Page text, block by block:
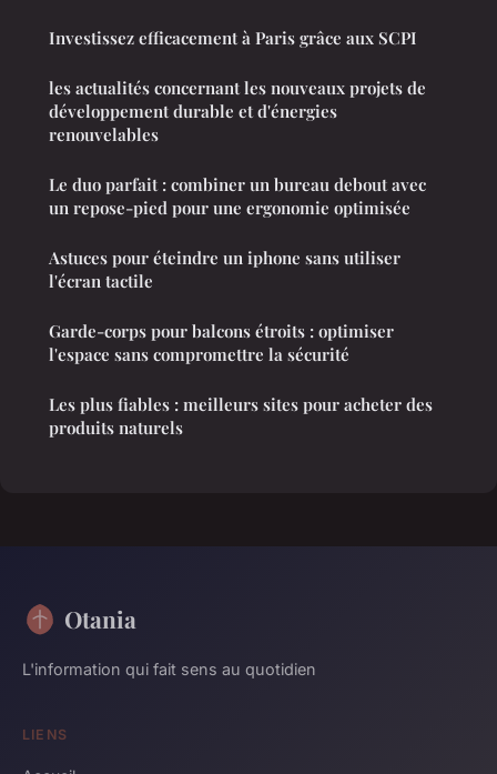
Investissez efficacement à Paris grâce aux SCPI
les actualités concernant les nouveaux projets de
développement durable et d'énergies
renouvelables
Le duo parfait : combiner un bureau debout avec
un repose-pied pour une ergonomie optimisée
Astuces pour éteindre un iphone sans utiliser
l'écran tactile
Garde-corps pour balcons étroits : optimiser
l'espace sans compromettre la sécurité
Les plus fiables : meilleurs sites pour acheter des
produits naturels
Otania
L'information qui fait sens au quotidien
LIENS